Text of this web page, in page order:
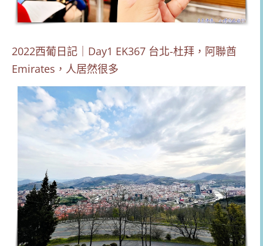
2022西葡日記｜Day1 EK367 台北-杜拜，阿聯酋
Emirates，人居然很多